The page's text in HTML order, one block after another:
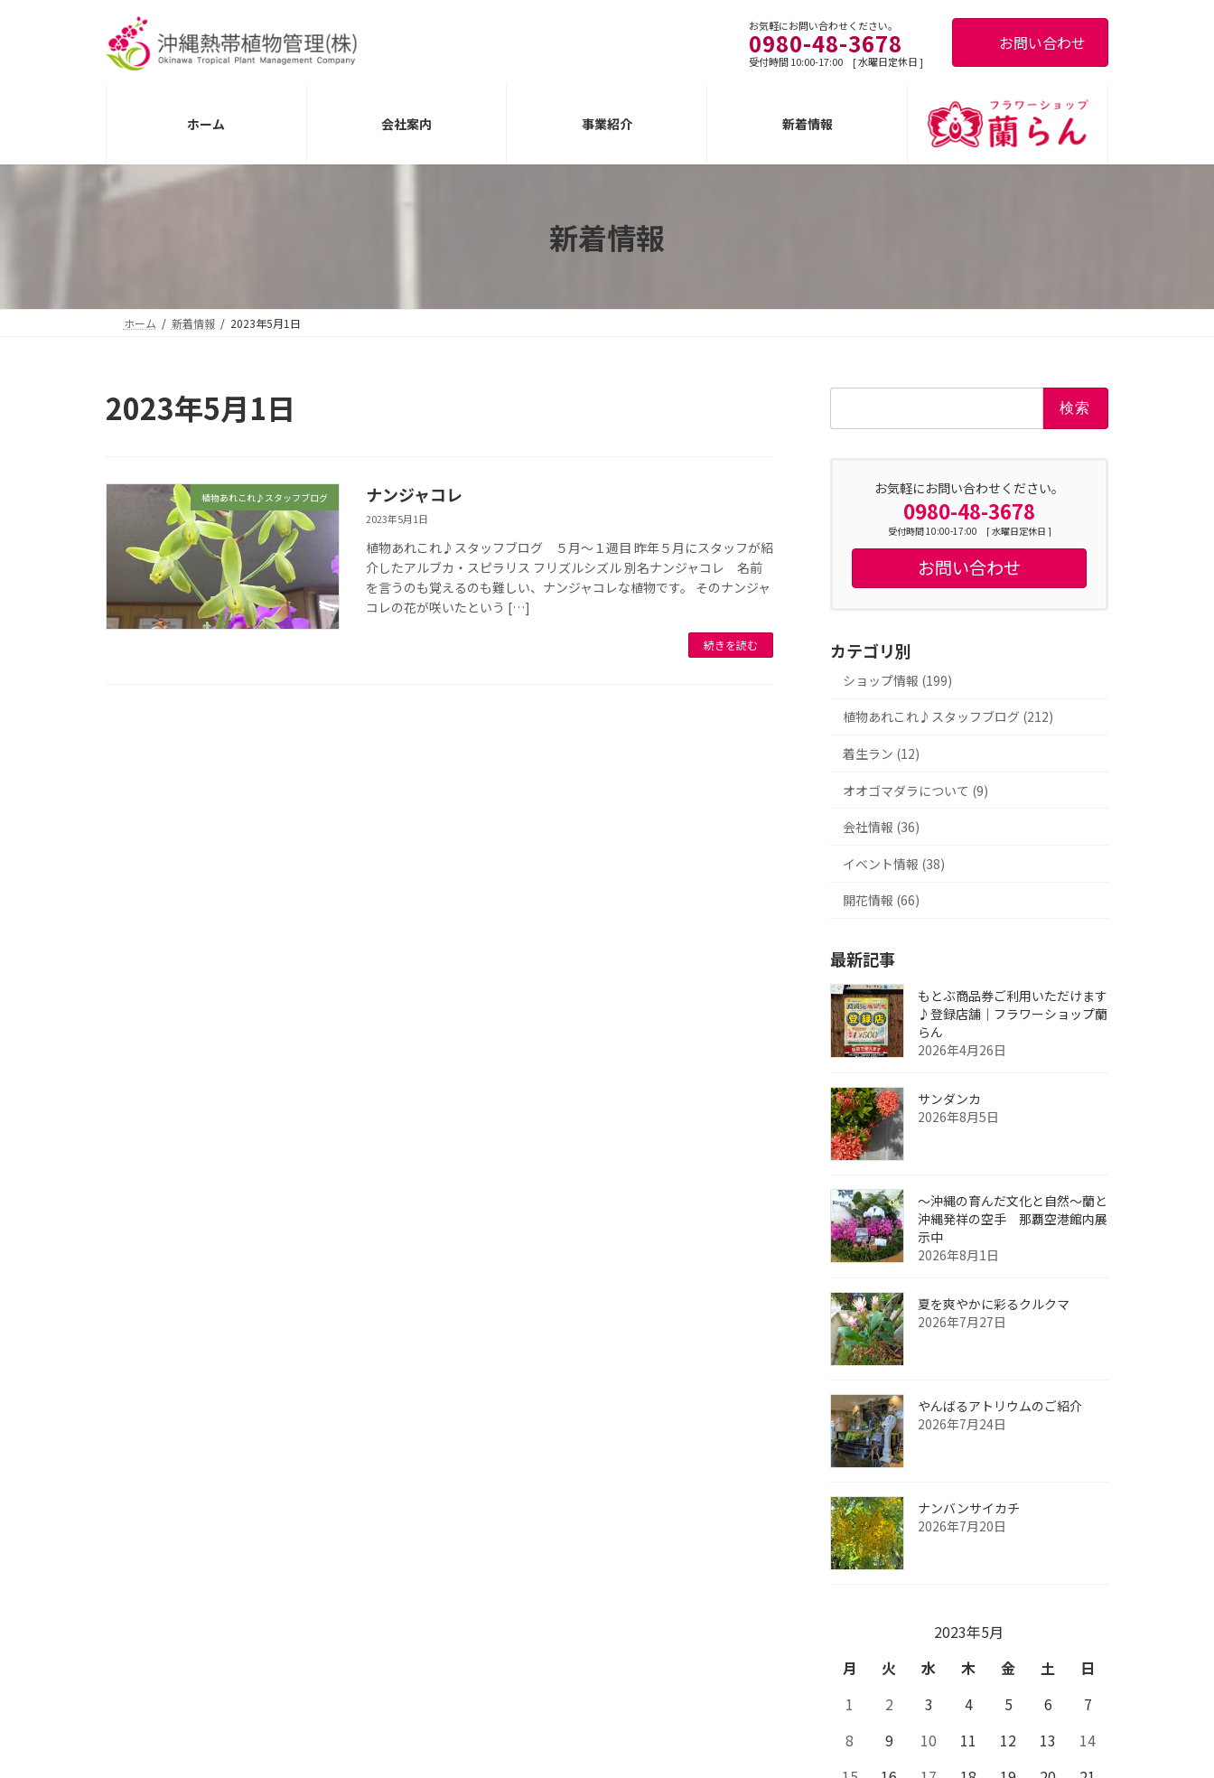
キ
に
お気軽にお問い合わせください。
0980-48-3678
受付時間 10:00-17:00 [ 水曜日定休日 ]
お問い合わせ
ホーム 会社案内 事業紹介 新着情報
新着情報
ホーム 新着情報 2023年5月1日
2023年5月1日
植物あれこれ♪スタッフブログ ナンジャコレ
2023年5月1日
植物あれこれ♪スタッフブログ ５月～１週目 昨年５月にスタッフが紹
介したアルブカ・スピラリス フリズルシズル 別名ナンジャコレ 名前
を言うのも覚えるのも難しい、ナンジャコレな植物です。 そのナンジャ
コレの花が咲いたという […]
続きを読む
お気軽にお問い合わせください。
0980-48-3678
受付時間 10:00-17:00 [ 水曜日定休日 ]
お問い合わせ
カテゴリ別
ショップ情報 (199)
植物あれこれ♪スタッフブログ (212)
着生ラン (12)
オオゴマダラについて (9)
会社情報 (36)
イベント情報 (38)
開花情報 (66)
最新記事
もとぶ商品券ご利用いただけます
♪登録店舗｜フラワーショップ蘭
らん
2026年4月26日
サンダンカ
2026年8月5日
～沖縄の育んだ文化と自然～蘭と
沖縄発祥の空手 那覇空港館内展
示中
2026年8月1日
夏を爽やかに彩るクルクマ
2026年7月27日
やんばるアトリウムのご紹介
2026年7月24日
ナンバンサイカチ
2026年7月20日
2023年5月
月
火 水 木 金 土
日
1
2 3 4 5 6
7
8
9 10 11 12 13
14